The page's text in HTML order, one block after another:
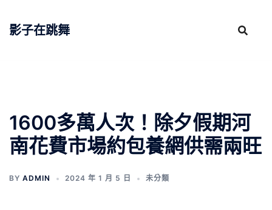
影子在跳舞
1600多萬人次！除夕假期河
南花費市場約包養網供需兩旺
BY ADMIN 2024 年 1 月 5 日 未分類